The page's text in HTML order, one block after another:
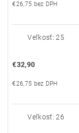
€26,75 bez DPH
Veľkosť: 25
€32,90
€26,75 bez DPH
Veľkosť: 26